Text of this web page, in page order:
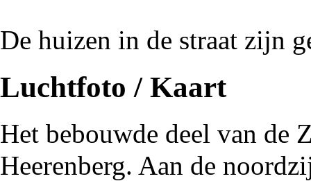
De huizen in de straat zijn
Luchtfoto / Kaart
Het bebouwde deel van de
Heerenberg. Aan de